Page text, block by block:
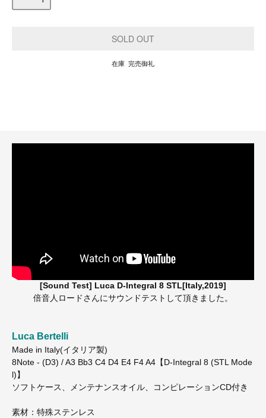
在庫 完売御礼
[Sound Test] Luca D-Integral 8 STL[Italy,2019]
倍音人ロードさんにサウンドテストして頂きました。
Luca Bertelli
Made in Italy(イタリア製)
8Note - (D3) / A3 Bb3 C4 D4 E4 F4 A4【D-Integral 8 (STL Mode
l)】
ソフトケース、メンテナンスオイル、コンピレーションCD付き
素材：特殊ステンレス